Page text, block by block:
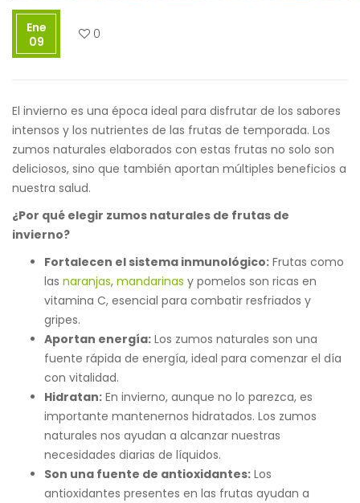
Ene
09
0
El invierno es una época ideal para disfrutar de los sabores
intensos y los nutrientes de las frutas de temporada. Los
zumos naturales elaborados con estas frutas no solo son
deliciosos, sino que también aportan múltiples beneficios a
nuestra salud.
¿Por qué elegir zumos naturales de frutas de
invierno?
Fortalecen el sistema inmunológico: Frutas como
las naranjas, mandarinas y pomelos son ricas en
vitamina C, esencial para combatir resfriados y
gripes.
Aportan energía: Los zumos naturales son una
fuente rápida de energía, ideal para comenzar el día
con vitalidad.
Hidratan: En invierno, aunque no lo parezca, es
importante mantenernos hidratados. Los zumos
naturales nos ayudan a alcanzar nuestras
necesidades diarias de líquidos.
Son una fuente de antioxidantes: Los
antioxidantes presentes en las frutas ayudan a